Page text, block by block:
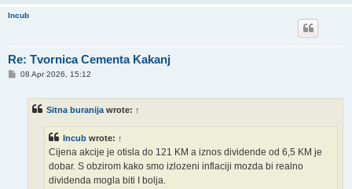
Incub
Re: Tvornica Cementa Kakanj
P08 Apr 2026, 15:12
Sitna buranija wrote: ↑
Incub wrote: ↑
Cijena akcije je otisla do 121 KM a iznos dividende od 6,5 KM je
dobar. S obzirom kako smo izlozeni inflaciji mozda bi realno
dividenda mogla biti I bolja.